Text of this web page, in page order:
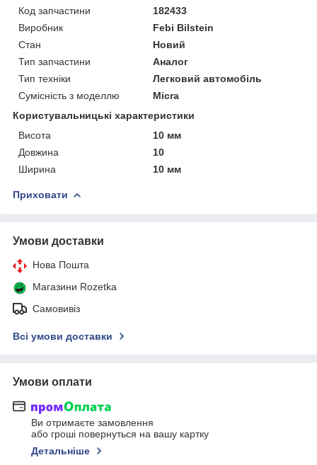
Код запчастини
182433
Виробник
Febi Bilstein
Стан
Новий
Тип запчастини
Аналог
Тип техніки
Легковий автомобіль
Сумісність з моделлю
Micra
Користувальницькі характеристики
Висота
10 мм
Довжина
10
Ширина
10 мм
Приховати
Умови доставки
Нова Пошта
Магазини Rozetka
Самовивіз
Всі умови доставки
Умови оплати
Ви отримаєте замовлення
або гроші повернуться на вашу картку
Детальніше